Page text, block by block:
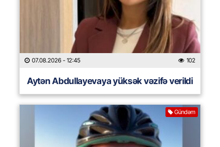
07.08.2026 - 12:45 102
Aytən Abdullayevaya yüksək vəzifə verildi
Gündəm